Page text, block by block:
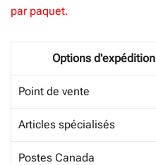
par paquet.
Options d'expédition
Point de vente
Articles spécialisés
Postes Canada